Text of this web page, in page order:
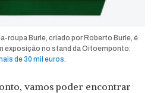
roupa Burle, criado por Roberto Burle, é
exposição no stand da Oitoemponto:
de 30 mil euros.
vamos poder encontrar